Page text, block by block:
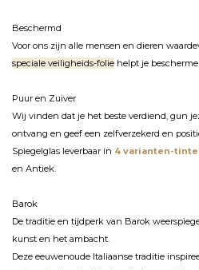
Beschermd
Voor ons zijn alle mensen en dieren
speciale veiligheids-folie helpt je
Puur en Zuiver
Wij vinden dat je het beste verdiend, gun
ontvang en geef een zelfverzekerd en
Spiegelglas leverbaar in 4 varianten-
en Antiek.
Barok
De traditie en tijdperk van Barok
kunst en het ambacht.
Deze eeuwenoude Italiaanse traditie i